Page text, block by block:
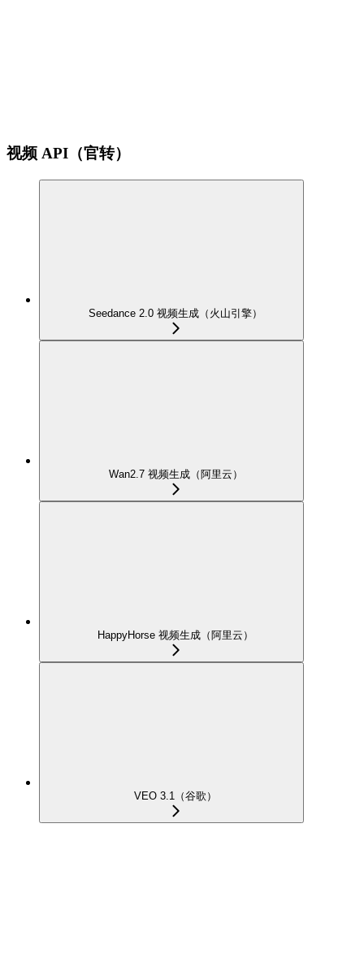
视频 API（官转）
Seedance 2.0 视频生成（火山引擎）
Wan2.7 视频生成（阿里云）
HappyHorse 视频生成（阿里云）
VEO 3.1（谷歌）